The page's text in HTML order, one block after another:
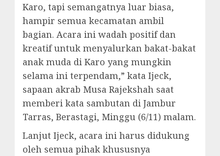
Karo, tapi semangatnya luar biasa,
hampir semua kecamatan ambil
bagian. Acara ini wadah positif dan
kreatif untuk menyalurkan bakat-bakat
anak muda di Karo yang mungkin
selama ini terpendam,” kata Ijeck,
sapaan akrab Musa Rajekshah saat
memberi kata sambutan di Jambur
Tarras, Berastagi, Minggu (6/11) malam.
Lanjut Ijeck, acara ini harus didukung
oleh semua pihak khususnya